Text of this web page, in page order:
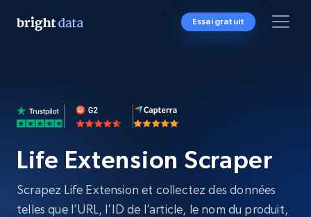
Essai gratuit
Life Extension Scraper
Scrapez Life Extension et collectez des données
telles que l’URL, l’ID de l’article, le nom du produit,